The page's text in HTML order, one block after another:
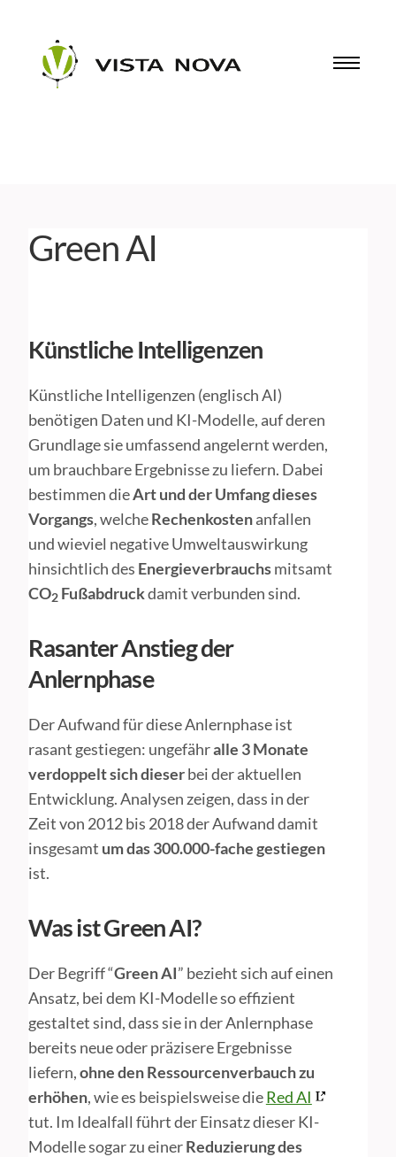
Green AI
Künstliche Intelligenzen
Künstliche Intelligenzen (englisch AI)
benötigen Daten und KI-Modelle, auf deren
Grundlage sie umfassend angelernt werden,
um brauchbare Ergebnisse zu liefern. Dabei
bestimmen dieArt und der Umfang dieses
Vorgangs, welcheRechenkostenanfallen
und wieviel negative Umweltauswirkung
hinsichtlich des Energieverbrauchsmitsamt
CO2Fußabdruckdamit verbunden sind.
Rasanter Anstieg der
Anlernphase
Der Aufwand für diese Anlernphase ist
rasant gestiegen: ungefähralle 3 Monate
verdoppelt sich dieserbei der aktuellen
Entwicklung. Analysen zeigen, dass in der
Zeit von 2012 bis 2018 der Aufwand damit
insgesamt um das 300.000-fache gestiegen
ist.
Was ist Green AI?
Der Begriff “Green AI” bezieht sich auf einen
Ansatz, bei dem KI-Modelle so effizient
gestaltet sind, dass sie in der Anlernphase
bereits neue oder präzisere Ergebnisse
liefern,ohne den Ressourcenverbauch zu
erhöhen, wie es beispielsweise dieRed AI
tut. Im Idealfall führt der Einsatz dieser KI-
Modelle sogar zu einerReduzierung des